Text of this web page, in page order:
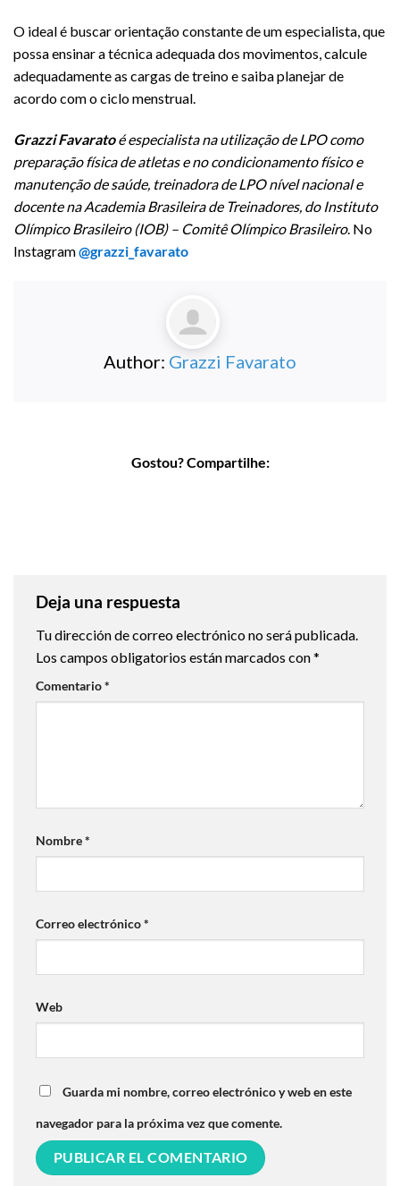
O ideal é buscar orientação constante de um especialista, que
possa ensinar a técnica adequada dos movimentos, calcule
adequadamente as cargas de treino e saiba planejar de
acordo com o ciclo menstrual.
Grazzi Favaratoé especialista na utilização de LPO como
preparação física de atletas e no condicionamento físico e
manutenção de saúde, treinadora de LPO nível nacional e
docente na Academia Brasileira de Treinadores, do Instituto
Olímpico Brasileiro (IOB) – Comitê Olímpico Brasileiro. No
Instagram@grazzi_favarato
Author: Grazzi Favarato
Gostou? Compartilhe:
Deja una respuesta
Tu dirección de correo electrónico no será publicada.
Los campos obligatorios están marcados con*
Comentario*
Nombre*
Correo electrónico*
Web
Guarda mi nombre, correo electrónico y web en este
navegador para la próxima vez que comente.